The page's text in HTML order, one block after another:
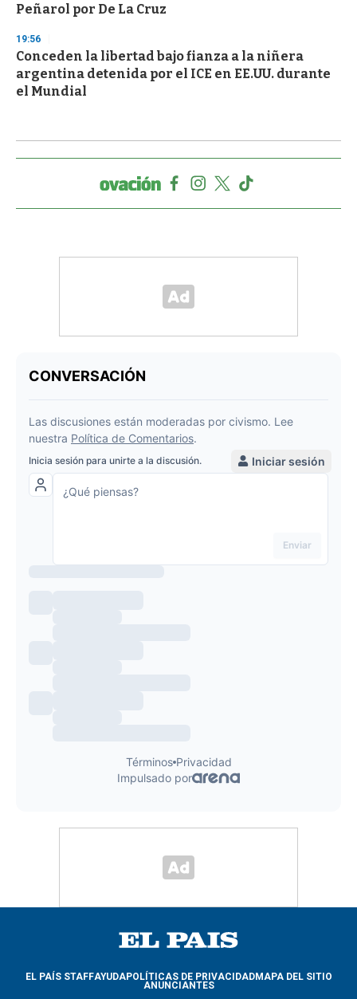
Peñarol por De La Cruz
19:56
Conceden la libertad bajo fianza a la niñera
argentina detenida por el ICE en EE.UU. durante
el Mundial
EL PAÍS STAFFAYUDAPOLÍTICAS DE PRIVACIDADMAPA DEL SITIO
ANUNCIANTES